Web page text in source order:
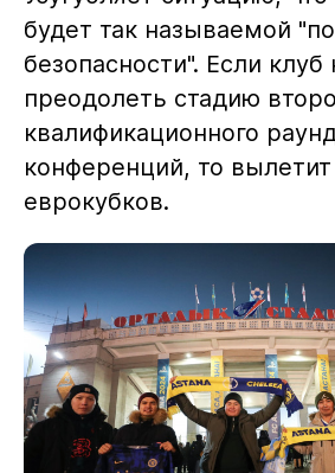
будет так называемой
безопасности". Если
преодолеть стадию
квалификационного
конференций, то вылетит
еврокубков.